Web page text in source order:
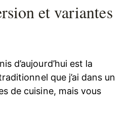
et variantes
d’aujourd’hui est la
que j’ai dans un
de cuisine, mais vous